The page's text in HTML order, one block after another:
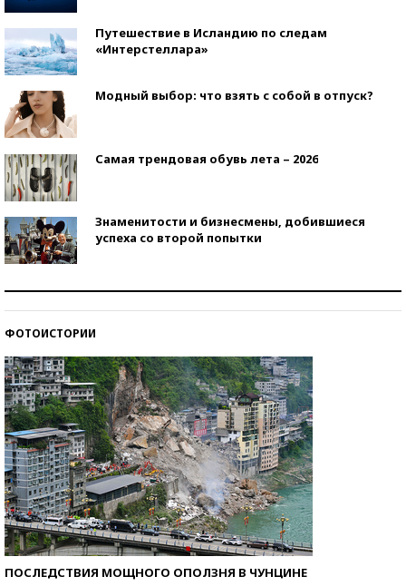
Путешествие в Исландию по следам
«Интерстеллара»
Модный выбор: что взять с собой в отпуск?
Самая трендовая обувь лета – 2026
Знаменитости и бизнесмены, добившиеся
успеха со второй попытки
ФОТОИСТОРИИ
ПОСЛЕДСТВИЯ МОЩНОГО ОПОЛЗНЯ В ЧУНЦИНЕ